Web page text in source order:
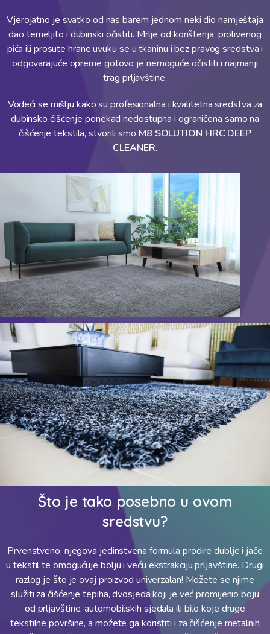
Vjerojatno je svatko od nas barem jednom neki dio namještaja
dao temeljito i dubinski očistiti. Mrlje od korištenja, prolivenog
pića ili prosute hrane uvuku se u tkaninu i bez pravog sredstva i
odgovarajuće opreme gotovo je nemoguće očistiti i najmanji
trag prljavštine.
Vodeći se mišlju kako su profesionalna i kvalitetna sredstva za
dubinsko čišćenje ponekad nedostupna i ograničena samo na
čišćenje tekstila, stvorili smo M8 SOLUTION HRC DEEP
CLEANER.
Što je tako posebno u ovom
sredstvu?
Prvenstveno, njegova jedinstvena formula prodire dublje i jače
u tekstil te omogućuje bolju i veću ekstrakciju prljavštine. Drugi
razlog je što je ovaj proizvod univerzalan! Možete se njime
služiti za čišćenje tepiha, dvosjeda koji je već promijenio boju
od prljavštine, automobilskih sjedala ili bilo koje druge
tekstilne površine, a možete ga koristiti i za čišćenje metalnih